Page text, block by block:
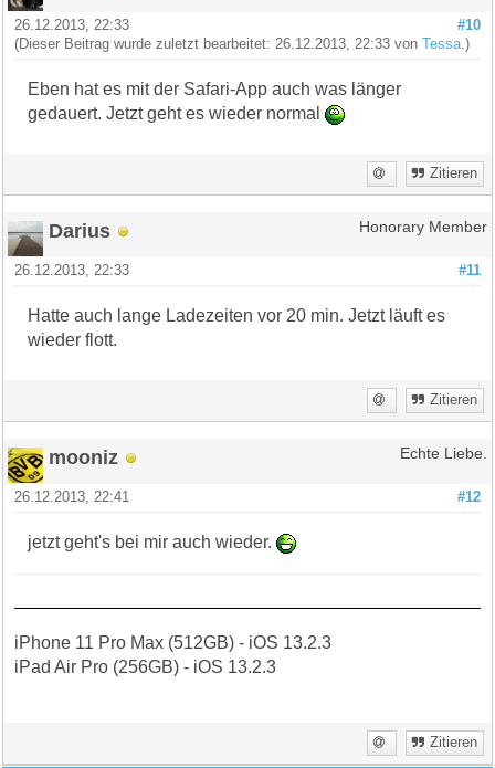
#10
26.12.2013, 22:33
(Dieser Beitrag wurde zuletzt bearbeitet: 26.12.2013, 22:33 von
Tessa.)
Eben hat es mit der Safari-App auch was länger
gedauert. Jetzt geht es wieder normal
Zitieren
Darius Honorary Member
#11
26.12.2013, 22:33
Hatte auch lange Ladezeiten vor 20 min. Jetzt läuft es
wieder flott.
Zitieren
mooniz Echte Liebe.
#12
26.12.2013, 22:41
jetzt geht's bei mir auch wieder.
iPhone 11 Pro Max (512GB) - iOS 13.2.3
iPad Air Pro (256GB) - iOS 13.2.3
Zitieren